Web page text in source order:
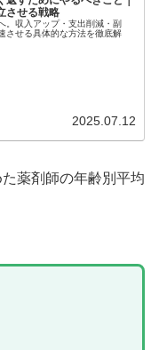
させる戦略
。収入アップ・支出削減・副
させる具体的な方法を徹底解
2025.07.12
薬剤師の年齢別平均